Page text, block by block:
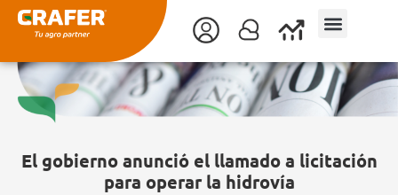
contenido
El gobierno anunció el llamado a licitación
para operar la hidrovía